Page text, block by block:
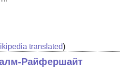
translated)
Райфершайт